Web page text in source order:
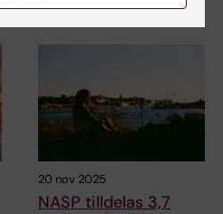
20 nov 2025
NASP tilldelas 3,7